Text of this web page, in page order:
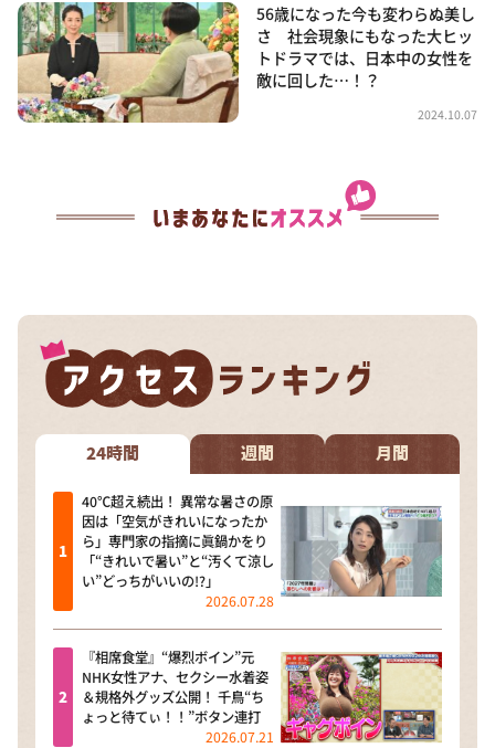
56歳になった今も変わらぬ美し
さ 社会現象にもなった大ヒッ
トドラマでは、日本中の女性を
敵に回した…！？
2024.10.07
24時間 週間 月間
40℃超え続出！ 異常な暑さの原
因は「空気がきれいになったか
ら」専門家の指摘に眞鍋かをり
「“きれいで暑い”と“汚くて涼し
い”どっちがいいの!?」
2026.07.28
『相席食堂』“爆烈ボイン”元
NHK女性アナ、セクシー水着姿
＆規格外グッズ公開！ 千鳥“ち
ょっと待てぃ！！”ボタン連打
2026.07.21